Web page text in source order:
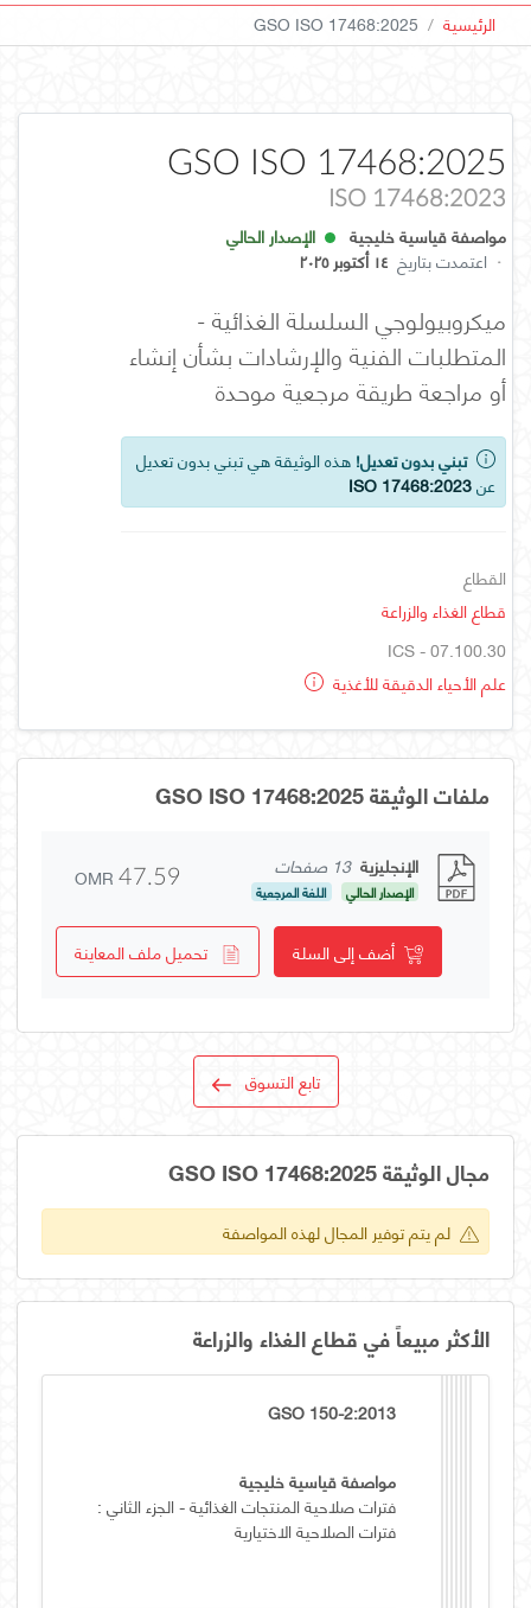
الرئيسية GSO ISO 17468:2025
GSO ISO 17468:2025
ISO 17468:2023
مواصفة قياسية خليجية
الإصدار الحالي
· اعتمدت بتاريخ ١٤ أكتوبر ٢٠٢٥
ميكروبيولوجي السلسلة الغذائية -
المتطلبات الفنية والإرشادات بشأن إنشاء
أو مراجعة طريقة مرجعية موحدة
تبني بدون تعديل! هذه الوثيقة هي تبني بدون تعديل
عنISO 17468:2023
القطاع
قطاع الغذاء والزراعة
ICS - 07.100.30
علم الأحياء الدقيقة للأغذية
ملفات الوثيقة GSO ISO 17468:2025
الإنجليزية 13 صفحات
الإصدار الحالي اللغة المرجعية OMR 47.59
أضف إلى السلة تحميل ملف المعاينة
تابع التسوق
مجال الوثيقة GSO ISO 17468:2025
لم يتم توفير المجال لهذه المواصفة
الأكثر مبيعاً في قطاع الغذاء والزراعة
GSO 150-2:2013
مواصفة قياسية خليجية
فترات صلاحية المنتجات الغذائية - الجزء الثاني :
فترات الصلاحية الاختيارية